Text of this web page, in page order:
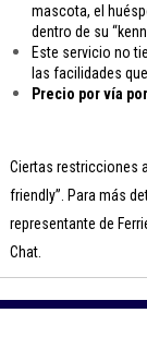
mascota, el
dentro de su
Este servicio no
las facilidades
Precio por vía
Ciertas restricciones
friendly”. Para más
representante de
Chat.